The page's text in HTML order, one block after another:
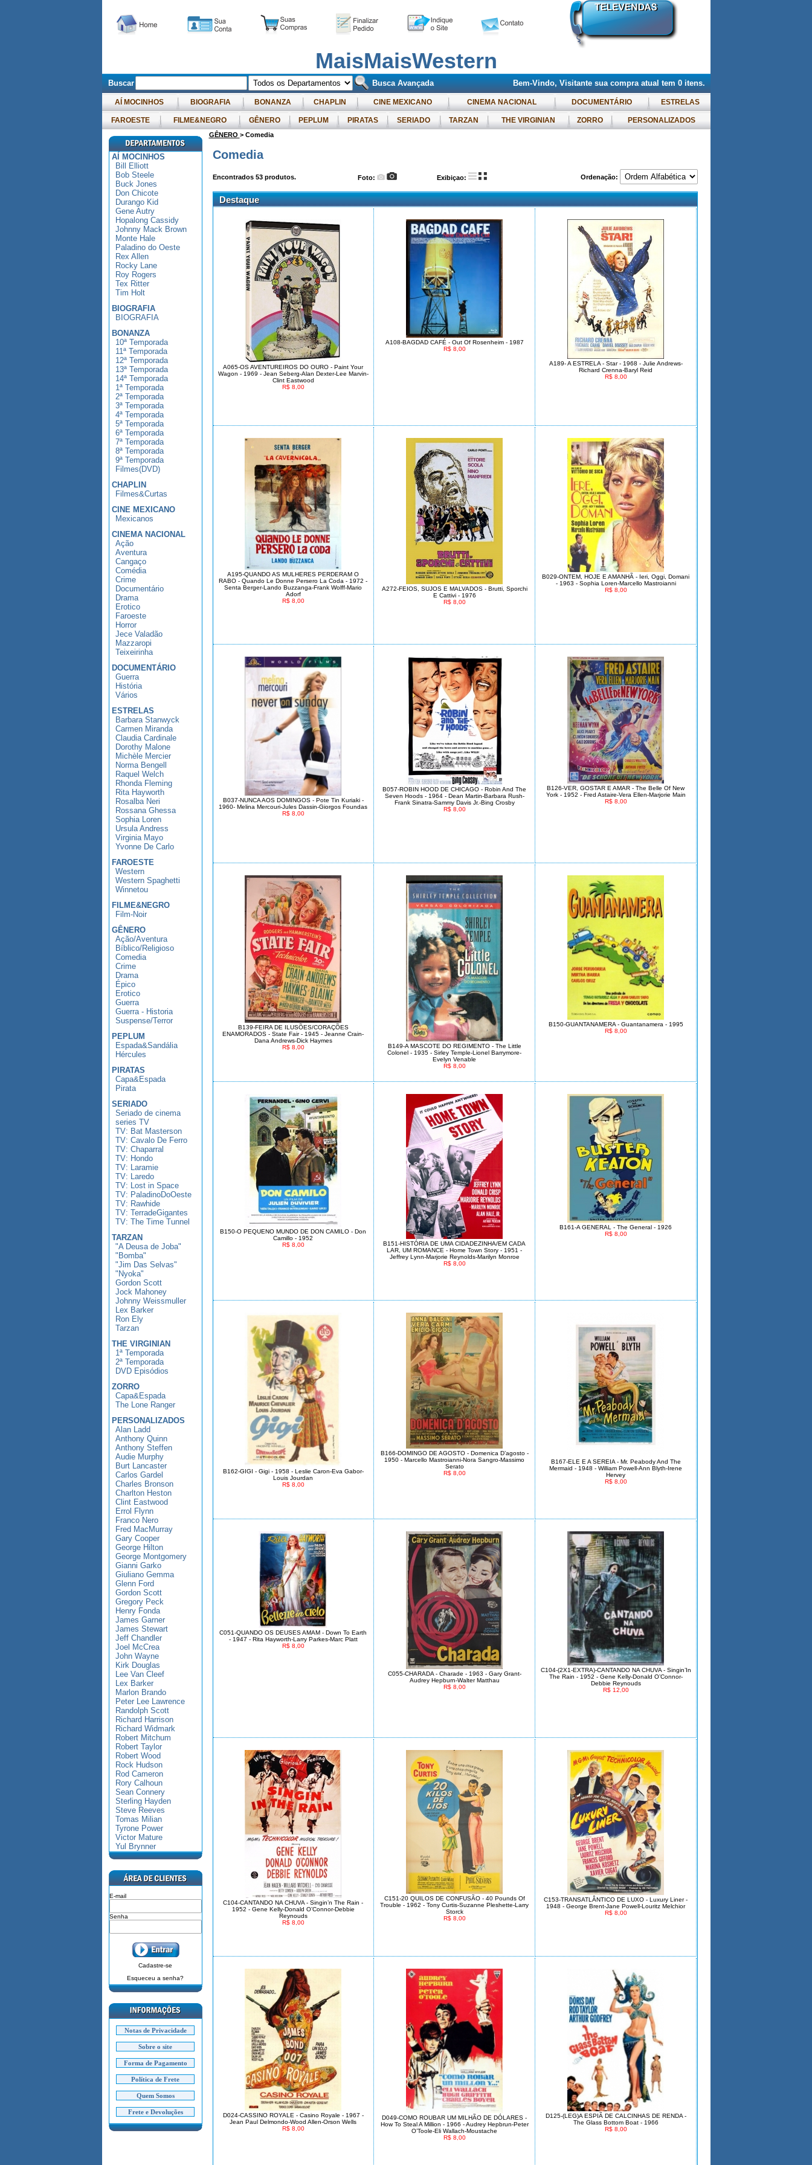
MaisMaisWestern
Buscar Busca Avançada Bem-Vindo, Visitante sua compra atual tem 0itens.
AÍ MOCINHOS BIOGRAFIA BONANZA CHAPLIN CINE MEXICANO CINEMA NACIONAL DOCUMENTÁRIO ESTRELAS
FAROESTE FILME&NEGRO GÊNERO PEPLUM PIRATAS SERIADO TARZAN THE VIRGINIAN ZORRO PERSONALIZADOS
AÍ MOCINHOS
Bill Elliott
Bob Steele
Buck Jones
Don Chicote
Durango Kid
Gene Autry
Hopalong Cassidy
Johnny Mack Brown
Monte Hale
Paladino do Oeste
Rex Allen
Rocky Lane
Roy Rogers
Tex Ritter
Tim Holt
BIOGRAFIA
BIOGRAFIA
BONANZA
10ª Temporada
11ª Temporada
12ª Temporada
13ª Temporada
14ª Temporada
1ª Temporada
2ª Temporada
3ª Temporada
4ª Temporada
5ª Temporada
6ª Temporada
7ª Temporada
8ª Temporada
9ª Temporada
Filmes(DVD)
CHAPLIN
Filmes&Curtas
CINE MEXICANO
Mexicanos
CINEMA NACIONAL
Ação
Aventura
Cangaço
Comédia
Crime
Documentário
Drama
Erotico
Faroeste
Horror
Jece Valadão
Mazzaropi
Teixeirinha
DOCUMENTÁRIO
Guerra
História
Vários
ESTRELAS
Barbara Stanwyck
Carmen Miranda
Claudia Cardinale
Dorothy Malone
Michèle Mercier
Norma Bengell
Raquel Welch
Rhonda Fleming
Rita Hayworth
Rosalba Neri
Rossana Ghessa
Sophia Loren
Ursula Andress
Virginia Mayo
Yvonne De Carlo
FAROESTE
Western
Western Spaghetti
Winnetou
FILME&NEGRO
Film-Noir
GÊNERO
Ação/Aventura
Bíblico/Religioso
Comedia
Crime
Drama
Épico
Erotico
Guerra
Guerra - Historia
Suspense/Terror
PEPLUM
Espada&Sandália
Hércules
PIRATAS
Capa&Espada
Pirata
SERIADO
Seriado de cinema
series TV
TV: Bat Masterson
TV: Cavalo De Ferro
TV: Chaparral
TV: Hondo
TV: Laramie
TV: Laredo
TV: Lost in Space
TV: PaladinoDoOeste
TV: Rawhide
TV: TerradeGigantes
TV: The Time Tunnel
TARZAN
"A Deusa de Joba"
"Bomba"
"Jim Das Selvas"
"Nyoka"
Gordon Scott
Jock Mahoney
Johnny Weissmuller
Lex Barker
Ron Ely
Tarzan
THE VIRGINIAN
1ª Temporada
2ª Temporada
DVD Episódios
ZORRO
Capa&Espada
The Lone Ranger
PERSONALIZADOS
Alan Ladd
Anthony Quinn
Anthony Steffen
Audie Murphy
Burt Lancaster
Carlos Gardel
Charles Bronson
Charlton Heston
Clint Eastwood
Errol Flynn
Franco Nero
Fred MacMurray
Gary Cooper
George Hilton
George Montgomery
Gianni Garko
Giuliano Gemma
Glenn Ford
Gordon Scott
Gregory Peck
Henry Fonda
James Garner
James Stewart
Jeff Chandler
Joel McCrea
John Wayne
Kirk Douglas
Lee Van Cleef
Lex Barker
Marlon Brando
Peter Lee Lawrence
Randolph Scott
Richard Harrison
Richard Widmark
Robert Mitchum
Robert Taylor
Robert Wood
Rock Hudson
Rod Cameron
Rory Calhoun
Sean Connery
Sterling Hayden
Steve Reeves
Tomas Milian
Tyrone Power
Victor Mature
Yul Brynner
E-mail
Senha
Cadastre-se
Esqueceu a senha?
Notas de Privacidade
Sobre o site
Forma de Pagamento
Política de Frete
Quem Somos
Frete e Devoluções
GÊNERO > Comedia
Comedia
Encontrados 53produtos. Foto: Exibiçao: Ordenação:
Destaque
A065-OS AVENTUREIROS DO OURO - Paint Your
Wagon - 1969 - Jean Seberg-Alan Dexter-Lee Marvin-
Clint Eastwood
R$ 8,00
A108-BAGDAD CAFÉ - Out Of Rosenheim - 1987
R$ 8,00
A189- A ESTRELA - Star - 1968 - Julie Andrews-
Richard Crenna-Baryl Reid
R$ 8,00
A195-QUANDO AS MULHERES PERDERAM O
RABO - Quando Le Donne Persero La Coda - 1972 -
Senta Berger-Lando Buzzanga-Frank Wolff-Mario
Adorf
R$ 8,00
A272-FEIOS, SUJOS E MALVADOS - Brutti, Sporchi
E Cattivi - 1976
R$ 8,00
B029-ONTEM, HOJE E AMANHÃ - Ieri, Oggi, Domani
- 1963 - Sophia Loren-Marcello Mastroianni
R$ 8,00
B037-NUNCA AOS DOMINGOS - Pote Tin Kuriaki -
1960- Melina Mercouri-Jules Dassin-Giorgos Foundas
R$ 8,00
B057-ROBIN HOOD DE CHICAGO - Robin And The
Seven Hoods - 1964 - Dean Martin-Barbara Rush-
Frank Sinatra-Sammy Davis Jr.-Bing Crosby
R$ 8,00
B126-VER, GOSTAR E AMAR - The Belle Of New
York - 1952 - Fred Astaire-Vera Ellen-Marjorie Main
R$ 8,00
B139-FEIRA DE ILUSÕES/CORAÇÕES
ENAMORADOS - State Fair - 1945 - Jeanne Crain-
Dana Andrews-Dick Haymes
R$ 8,00
B149-A MASCOTE DO REGIMENTO - The Little
Colonel - 1935 - Sirley Temple-Lionel Barrymore-
Evelyn Venable
R$ 8,00
B150-GUANTANAMERA - Guantanamera - 1995
R$ 8,00
B150-O PEQUENO MUNDO DE DON CAMILO - Don
Camillo - 1952
R$ 8,00
B151-HISTÓRIA DE UMA CIDADEZINHA/EM CADA
LAR, UM ROMANCE - Home Town Story - 1951 -
Jeffrey Lynn-Marjorie Reynolds-Marilyn Monroe
R$ 8,00
B161-A GENERAL - The General - 1926
R$ 8,00
B162-GIGI - Gigi - 1958 - Leslie Caron-Eva Gabor-
Louis Jourdan
R$ 8,00
B166-DOMINGO DE AGOSTO - Domenica D’agosto -
1950 - Marcello Mastroianni-Nora Sangro-Massimo
Serato
R$ 8,00
B167-ELE E A SEREIA - Mr. Peabody And The
Mermaid - 1948 - William Powell-Ann Blyth-Irene
Hervey
R$ 8,00
C051-QUANDO OS DEUSES AMAM - Down To Earth
- 1947 - Rita Hayworth-Larry Parkes-Marc Platt
R$ 8,00
C055-CHARADA - Charade - 1963 - Gary Grant-
Audrey Hepburn-Walter Matthau
R$ 8,00
C104-(2X1-EXTRA)-CANTANDO NA CHUVA - Singin’In
The Rain - 1952 - Gene Kelly-Donald O’Connor-
Debbie Reynouds
R$ 12,00
C104-CANTANDO NA CHUVA - Singin’n The Rain -
1952 - Gene Kelly-Donald O’Connor-Debbie
Reynouds
R$ 8,00
C151-20 QUILOS DE CONFUSÃO - 40 Pounds Of
Trouble - 1962 - Tony Curtis-Suzanne Pleshette-Larry
Storck
R$ 8,00
C153-TRANSATLÂNTICO DE LUXO - Luxury Liner -
1948 - George Brent-Jane Powell-Louritz Melchior
R$ 8,00
D024-CASSINO ROYALE - Casino Royale - 1967 -
Jean Paul Delmondo-Wood Allen-Orson Wells
R$ 8,00
D049-COMO ROUBAR UM MILHÃO DE DÓLARES -
How To Steal A Million - 1966 - Audrey Hepbrun-Peter
O’Toole-Eli Wallach-Moustache
R$ 8,00
D125-(LEG)A ESPIÃ DE CALCINHAS DE RENDA -
The Glass Bottom Boat - 1966
R$ 8,00